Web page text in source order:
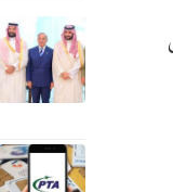
اور 5 جی